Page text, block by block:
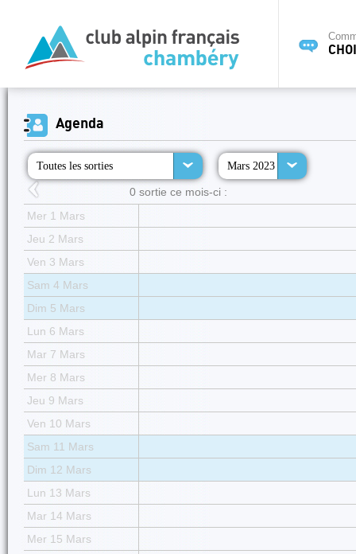
Agenda
Toutes les sorties Mars 2023
0 sortie ce mois-ci :
Mer 1 Mars
Jeu 2 Mars
Ven 3 Mars
Sam 4 Mars
Dim 5 Mars
Lun 6 Mars
Mar 7 Mars
Mer 8 Mars
Jeu 9 Mars
Ven 10 Mars
Sam 11 Mars
Dim 12 Mars
Lun 13 Mars
Mar 14 Mars
Mer 15 Mars